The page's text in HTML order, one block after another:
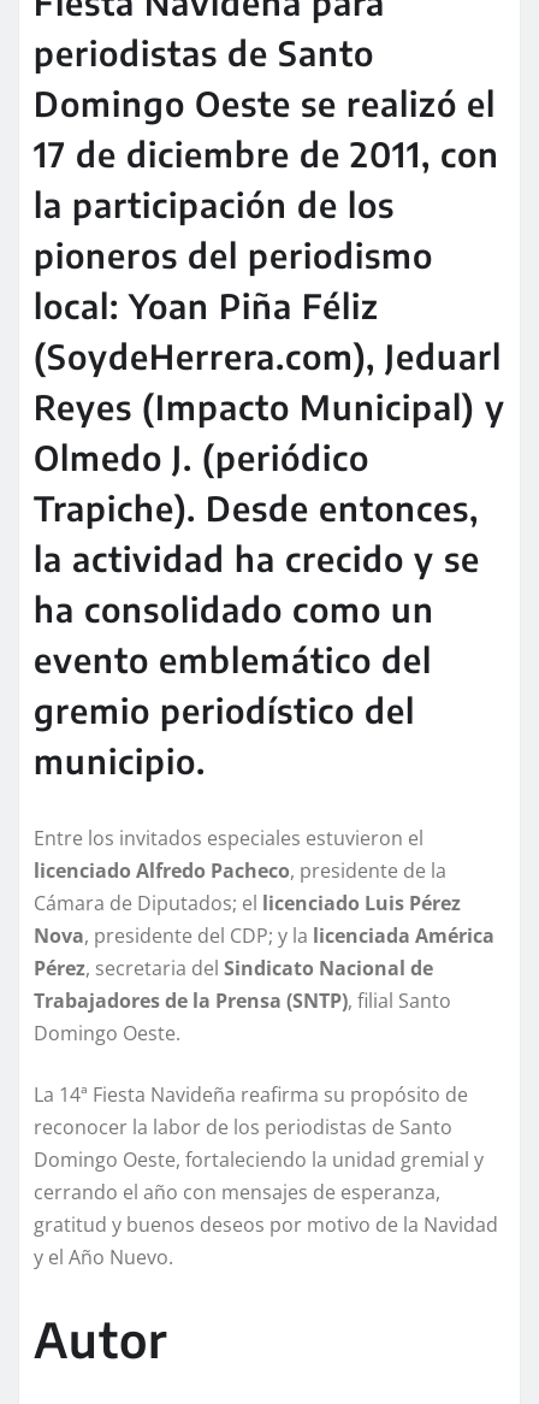
periodistas de Santo
Domingo Oeste se realizó el
17 de diciembre de 2011, con
la participación de los
pioneros del periodismo
local: Yoan Piña Féliz
(SoydeHerrera.com), Jeduarl
Reyes (Impacto Municipal) y
Olmedo J. (periódico
Trapiche). Desde entonces,
la actividad ha crecido y se
ha consolidado como un
evento emblemático del
gremio periodístico del
municipio.
Entre los invitados especiales estuvieron el
licenciado Alfredo Pacheco, presidente de la
Cámara de Diputados; el licenciado Luis Pérez
Nova, presidente del CDP; y la licenciada América
Pérez, secretaria del Sindicato Nacional de
Trabajadores de la Prensa (SNTP), filial Santo
Domingo Oeste.
La 14ª Fiesta Navideña reafirma su propósito de
reconocer la labor de los periodistas de Santo
Domingo Oeste, fortaleciendo la unidad gremial y
cerrando el año con mensajes de esperanza,
gratitud y buenos deseos por motivo de la Navidad
y el Año Nuevo.
Autor